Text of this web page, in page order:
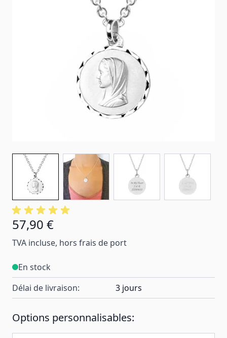
57,90 €
TVA incluse, hors frais de port
En stock
Délai de livraison:
3 jours
Options personnalisables: